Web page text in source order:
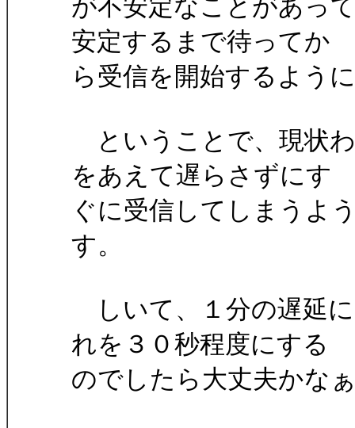
が不安定なことがあっ
安定するまで待ってか
ら受信を開始するよう
ということで、現状
をあえて遅らさずにす
ぐに受信してしまうよ
す。
しいて、１分の遅延
れを３０秒程度にする
のでしたら大丈夫かな